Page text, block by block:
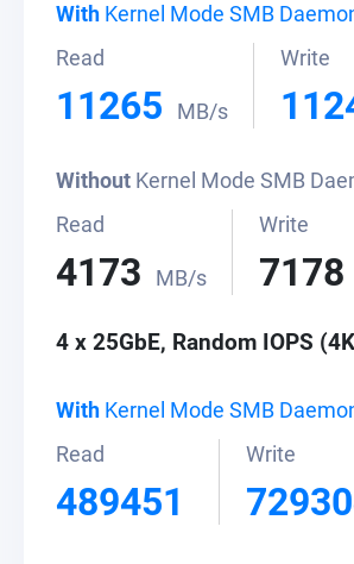
With Kernel Mode SMB
Read
11265 MB/s
Write
Without Kernel Mode SMB
Read
4173 MB/s
Write
7178
4 x 25GbE, Random IOPS
With Kernel Mode SMB
Read
489451
Write